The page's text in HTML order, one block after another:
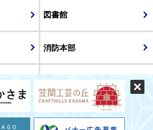
図書館
消防本部
ートフォン版 パソコン版